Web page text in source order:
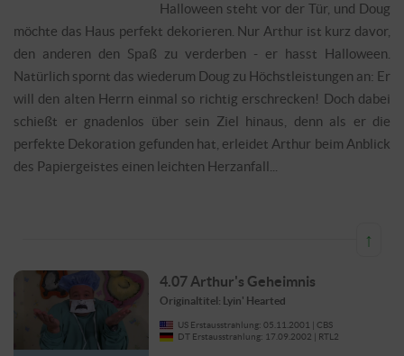
Halloween steht vor der Tür, und Doug
möchte das Haus perfekt dekorieren. Nur Arthur ist kurz davor,
den anderen den Spaß zu verderben - er hasst Halloween.
Natürlich spornt das wiederum Doug zu Höchstleistungen an: Er
will den alten Herrn einmal so richtig erschrecken! Doch dabei
schießt er gnadenlos über sein Ziel hinaus, denn als er die
perfekte Dekoration gefunden hat, erleidet Arthur beim Anblick
des Papiergeistes einen leichten Herzanfall...
↑
4.07 Arthur's Geheimnis
Originaltitel: Lyin' Hearted
US Erstausstrahlung: 05.11.2001 | CBS
DT Erstausstrahlung: 17.09.2002 | RTL2